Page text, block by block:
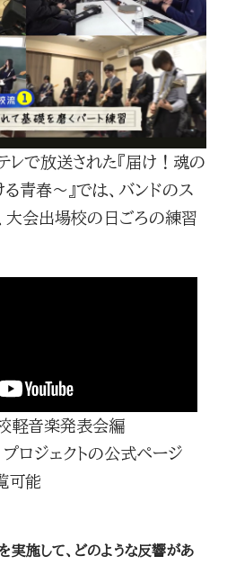
で放送された『届け！魂の
青春～』では、バンドのス
大会出場校の日ごろの練習
軽音楽発表会編
ロジェクトの公式ページ
可能
施して、どのような反響があ